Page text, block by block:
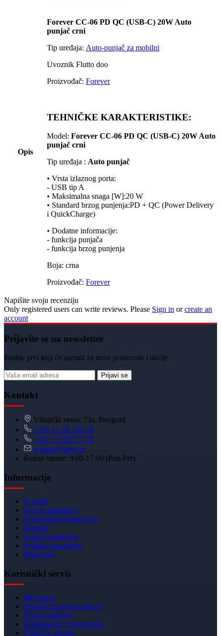
Opis
Forever CC-06 PD QC (USB-C) 20W Auto
punjač crni
Tip uređaja: Auto-punjač za mobilni
Uvoznik Flutto doo
Proizvođač: Forever
TEHNIČKE KARAKTERISTIKE:
Model: Forever CC-06 PD QC (USB-C) 20W Auto
punjač crni
Tip uređaja : Auto punjač
• Vrsta izlaznog porta:
- USB tip A
• Maksimalna snaga [W]:20 W
• Standard brzog punjenja:PD + QC (Power Delivery
i QuickCharge)
• Dodatne informacije:
- funkcija punjača
- funkcija brzog punjenja
Boja: crna
Proizvođač: Forever
Napišite svoju recenziju
Only registered users can write reviews. Please Sign in orcreate an
account
Prijavite se na newsletter
Budite prvi koji će saznati za nove proizvode i akcije
Prijavi se
Kontakt
Višnjički venac 73a, Beograd
+381 11 28 333 28
+381 11 383 77 78
prodaja@breg.rs
Radno vreme: 9:00-17:00 (Pon-Pet)
Informacije
O nama
Gde se nalazimo?
Veleprodaja Flutto d.o.o
Kontakt
Uslovi korišćenja
Politika privatnosti
Impresum
Korisnički servis
Moj nalog
Dostava na kućnu adresu
Načini plaćanja
Reklamacije i povrat robe
Najčešća pitanja